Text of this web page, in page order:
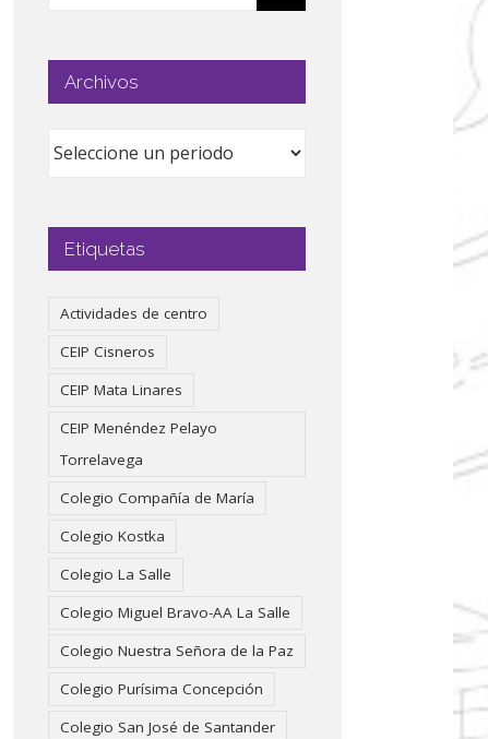
Archivos
Etiquetas
Actividades de centro
CEIP Cisneros
CEIP Mata Linares
CEIP Menéndez Pelayo
Torrelavega
Colegio Compañía de María
Colegio Kostka
Colegio La Salle
Colegio Miguel Bravo-AA La Salle
Colegio Nuestra Señora de la Paz
Colegio Purísima Concepción
Colegio San José de Santander